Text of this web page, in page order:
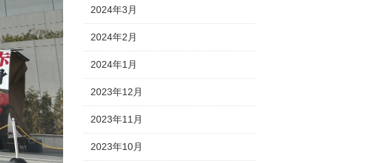
2024年3月
2024年2月
2024年1月
2023年12月
2023年11月
2023年10月